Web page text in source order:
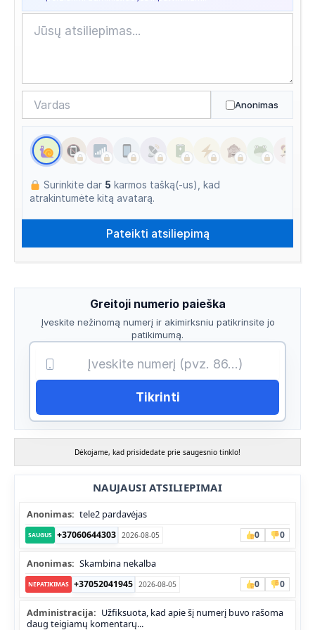
Anonimas
Surinkite dar 5 karmos tašką(-us), kad
atrakintumėte kitą avatarą.
Greitoji numerio paieška
Įveskite nežinomą numerį ir akimirksniu patikrinsite jo
patikimumą.
Tikrinti
Dėkojame, kad prisidedate prie saugesnio tinklo!
NAUJAUSI ATSILIEPIMAI
Anonimas: tele2 pardavėjas
SAUGUS +37060644303 2026-08-05 0 0
Anonimas: Skambina nekalba
NEPATIKIMAS +37052041945 2026-08-05 0 0
Administracija: Užfiksuota, kad apie šį numerį buvo rašoma
daug teigiamų komentarų...